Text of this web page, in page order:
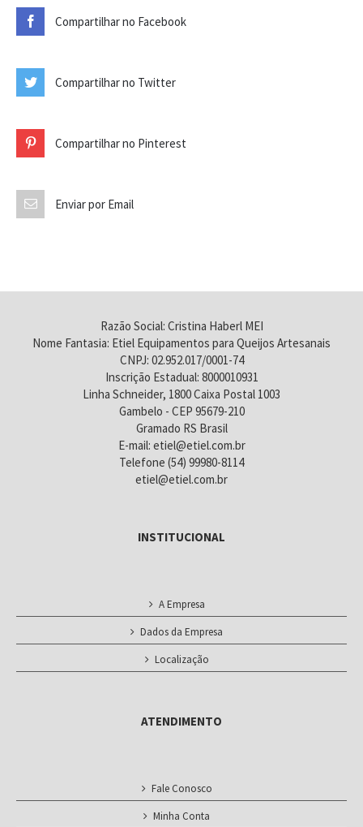
Compartilhar no Facebook
Compartilhar no Twitter
Compartilhar no Pinterest
Enviar por Email
Razão Social: Cristina Haberl MEI
Nome Fantasia: Etiel Equipamentos para Queijos Artesanais
CNPJ: 02.952.017/0001-74
Inscrição Estadual: 8000010931
Linha Schneider, 1800 Caixa Postal 1003
Gambelo - CEP 95679-210
Gramado RS Brasil
E-mail: etiel@etiel.com.br
Telefone (54) 99980-8114
etiel@etiel.com.br
INSTITUCIONAL
A Empresa
Dados da Empresa
Localização
ATENDIMENTO
Fale Conosco
Minha Conta